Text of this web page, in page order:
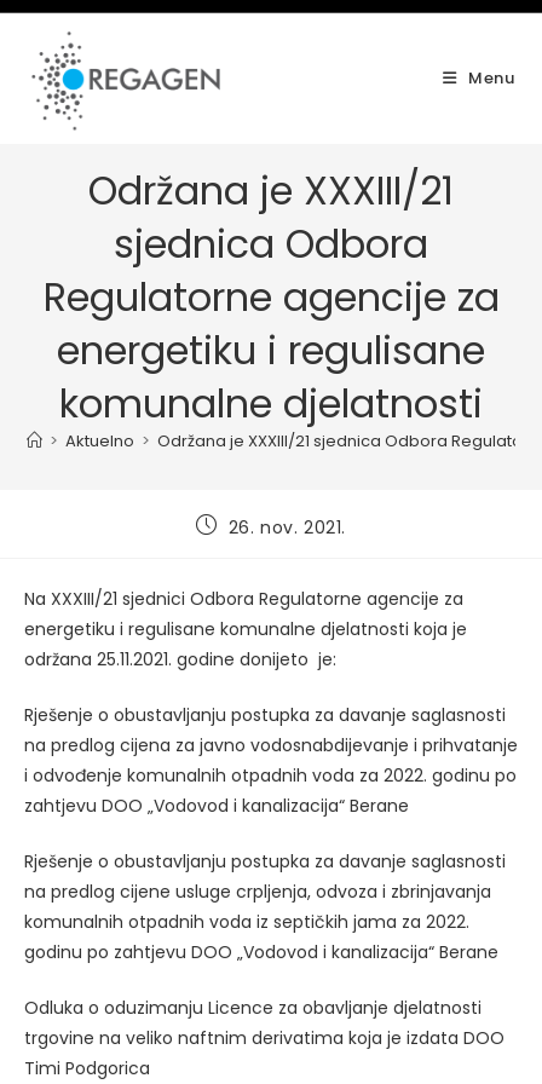
Skip
content
Menu
Održana je XXXIII/21
sjednica Odbora
Regulatorne agencije za
energetiku i regulisane
komunalne djelatnosti
> Aktuelno > Održana je XXXIII/21 sjednica Odbora
Post26. nov. 2021.
Na XXXIII/21 sjednici Odbora Regulatorne agencije za
energetiku i regulisane komunalne djelatnosti koja je
održana 25.11.2021. godine donijeto je:
Rješenje o obustavljanju postupka za davanje saglasnosti
na predlog cijena za javno vodosnabdijevanje i prihvatanje
i odvođenje komunalnih otpadnih voda za 2022. godinu po
zahtjevu DOO „Vodovod i kanalizacija“ Berane
Rješenje o obustavljanju postupka za davanje saglasnosti
na predlog cijene usluge crpljenja, odvoza i zbrinjavanja
komunalnih otpadnih voda iz septičkih jama za 2022.
godinu po zahtjevu DOO „Vodovod i kanalizacija“ Berane
Odluka o oduzimanju Licence za obavljanje djelatnosti
trgovine na veliko naftnim derivatima koja je izdata DOO
Timi Podgorica